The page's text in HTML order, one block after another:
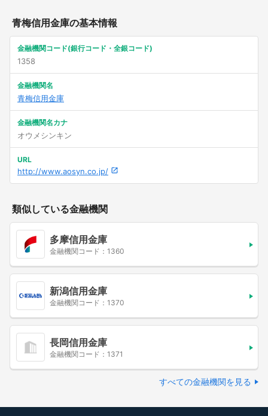
青梅信用金庫の基本情報
金融機関コード(銀行コード・全銀コード)
1358
金融機関名
青梅信用金庫
金融機関名カナ
オウメシンキン
URL
http://www.aosyn.co.jp/
類似している金融機関
多摩信用金庫
金融機関コード：1360
新潟信用金庫
金融機関コード：1370
長岡信用金庫
金融機関コード：1371
すべての金融機関を見る